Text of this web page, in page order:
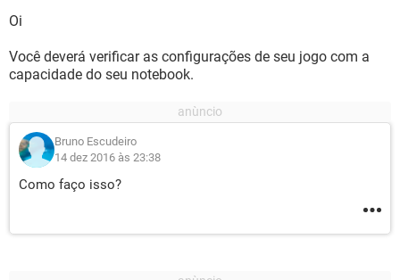
Oi
Você deverá verificar as configurações de seu jogo com a
capacidade do seu notebook.
Bruno Escudeiro
14 dez 2016 às 23:38
Como faço isso?